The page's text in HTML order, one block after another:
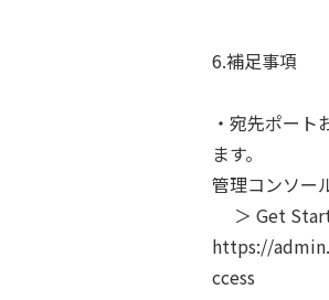
6.補足事項
・宛先ポー
ます。
管理コンソ
＞ Get
https://
ccess